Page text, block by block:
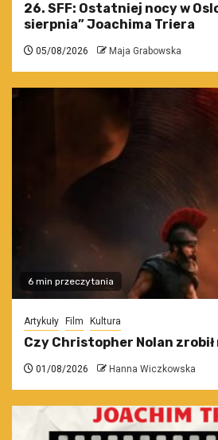
26. SFF: Ostatniej nocy w
sierpnia” Joachima Triera
05/08/2026 Maja Grabowska
6 min przeczytania
Artykuły Film Kultura
Czy Christopher Nolan zrobił
01/08/2026 Hanna Wiczkowska